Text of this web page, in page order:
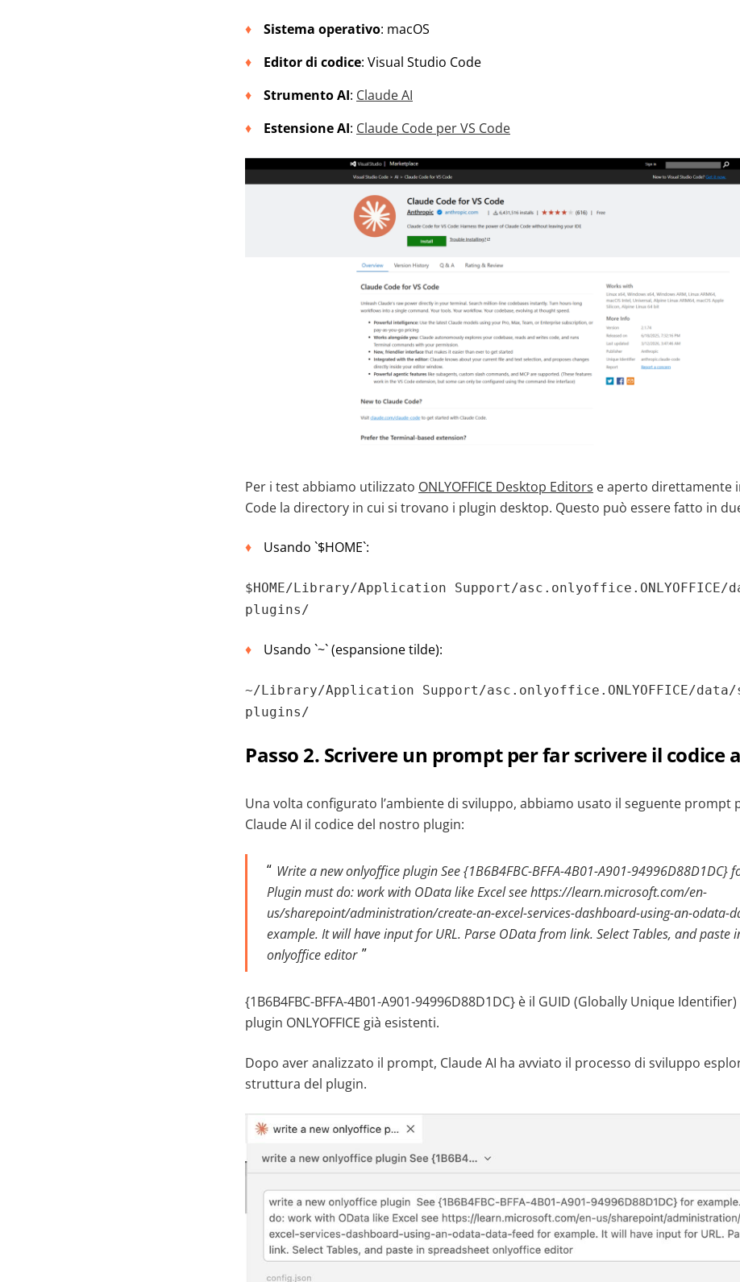
Sistema operativo: macOS
Editor di codice: Visual Studio Code
Strumento AI: Claude AI
Estensione AI: Claude Code per VS Code
Per i test abbiamo utilizzato ONLYOFFICE Desktop Editors e aperto direttamente
Code la directory in cui si trovano i plugin desktop. Questo può essere fatto in
Usando `$HOME`:
$HOME/Library/Application Support/asc.onlyoffice.ONLYOFFICE/
plugins/
Usando `~` (espansione tilde):
~/Library/Application Support/asc.onlyoffice.ONLYOFFICE/
plugins/
Passo 2. Scrivere un prompt per far scrivere il codice
Una volta configurato l’ambiente di sviluppo, abbiamo usato il seguente prompt
Claude AI il codice del nostro plugin:
Write a new onlyoffice plugin See {1B6B4FBC-BFFA-4B01-A901-94996D88D1DC}
Plugin must do: work with OData like Excel see https://learn.microsoft.com/en-
us/sharepoint/administration/create-an-excel-services-dashboard-using-an-odata-
example. It will have input for URL. Parse OData from link. Select Tables, and paste
onlyoffice editor
{1B6B4FBC-BFFA-4B01-A901-94996D88D1DC} è il GUID (Globally Unique
plugin ONLYOFFICE già esistenti.
Dopo aver analizzato il prompt, Claude AI ha avviato il processo di sviluppo
struttura del plugin.